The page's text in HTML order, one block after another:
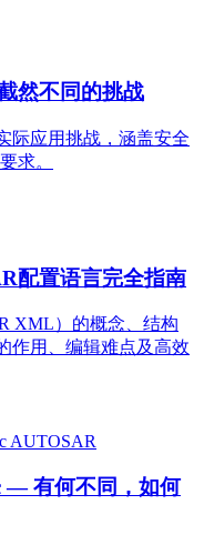
然不同的挑战
际应用挑战，涵盖安全
求。
配置语言完全指南
XML）的概念、结构
作用、编辑难点及高效
AUTOSAR
— 有何不同，如何